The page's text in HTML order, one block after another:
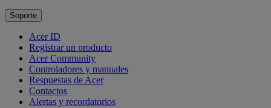
Soporte
Acer ID
Registrar un producto
Acer Community
Controladores y manuales
Respuestas de Acer
Contactos
Alertas y recordatorios